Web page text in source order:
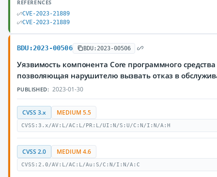
REFERENCES
CVE-2023-21889
CVE-2023-21889
BDU:2023-00506 BDU:2023-00506
Уязвимость компонента Core программного
позволяющая нарушителю вызвать отказ в
PUBLISHED: 2023-01-30
CVSS 3.x MEDIUM 5.5
CVSS:3.x/AV:L/AC:L/PR:L/UI:N/S:U/C:N/I:N/A:H
CVSS 2.0 MEDIUM 4.6
CVSS:2.0/AV:L/AC:L/Au:S/C:N/I:N/A:C